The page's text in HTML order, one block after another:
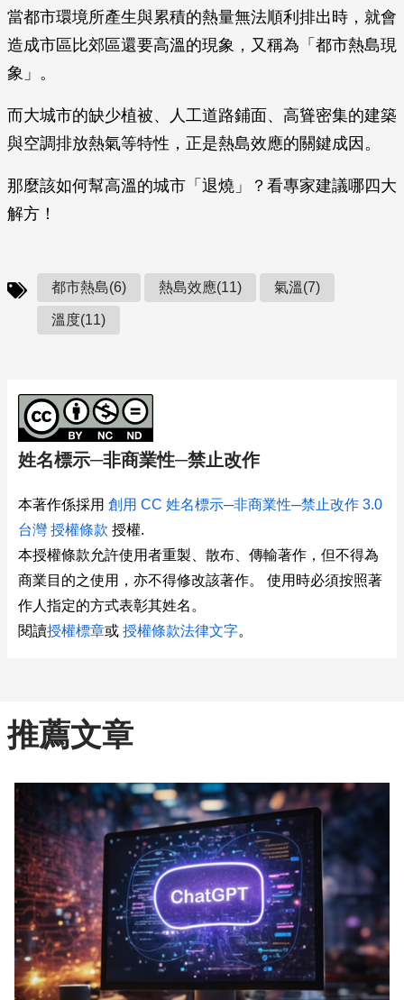
當都市環境所產生與累積的熱量無法順利排出時，就會
造成市區比郊區還要高溫的現象，又稱為「都市熱島現
象」。
而大城市的缺少植被、人工道路鋪面、高聳密集的建築
與空調排放熱氣等特性，正是熱島效應的關鍵成因。
那麼該如何幫高溫的城市「退燒」？看專家建議哪四大
解方！
都市熱島(6) 熱島效應(11) 氣溫(7)
溫度(11)
姓名標示─非商業性─禁止改作
本著作係採用 創用 CC 姓名標示─非商業性─禁止改作 3.0
台灣 授權條款 授權.
本授權條款允許使用者重製、散布、傳輸著作，但不得為
商業目的之使用，亦不得修改該著作。 使用時必須按照著
作人指定的方式表彰其姓名。
閱讀授權標章或 授權條款法律文字。
推薦文章